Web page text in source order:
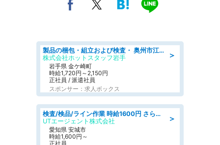
＞
製品の梱包・組立および検査・ 奥州市江刺/大手企業で長期安定 梱包・検査・組立/半年経過毎に5万円の報奨金有
株式会社ホットスタッフ岩手
岩手県 金ケ崎町
時給1,720円～2,150円
正社員 / 派遣社員
スポンサー：求人ボックス
＞
検査/検品/ライン作業 時給1600円 さら半年ごとに時給50円UP 検品·検査
UTエージェント株式会社
愛知県 安城市
時給1,600円～
正社員